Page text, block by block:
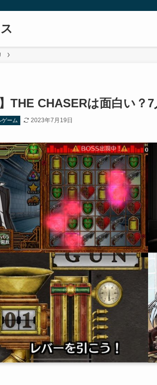
】THE CHASERは面白い？
ゲーム 2023年7月19日